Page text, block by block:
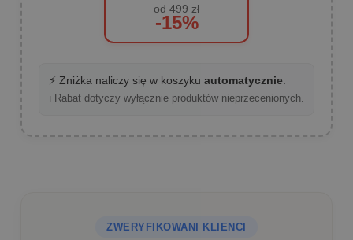
od 499 zł
-15%
⚡ Zniżka naliczy się w koszyku automatycznie.
ℹ️ Rabat dotyczy wyłącznie produktów nieprzecenionych.
ZWERYFIKOWANI KLIENCI